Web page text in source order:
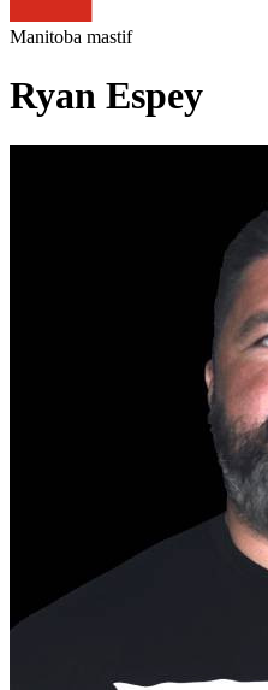
Manitoba mastif
Ryan Espey